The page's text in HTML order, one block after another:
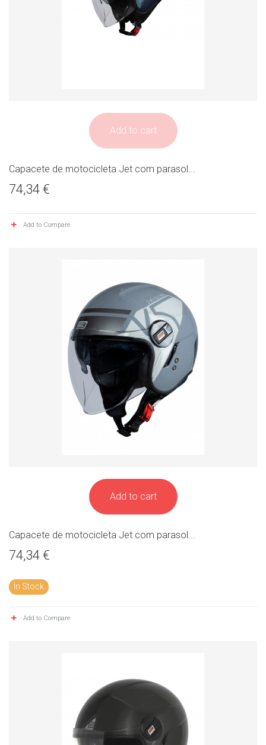
Add to cart
Capacete de motocicleta Jet com parasol...
74,34 €
Add to Compare
Add to cart
Capacete de motocicleta Jet com parasol...
74,34 €
In Stock
Add to Compare